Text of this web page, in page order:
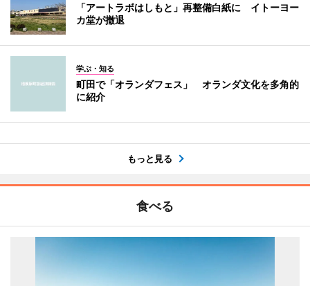
「アートラボはしもと」再整備白紙に イトーヨー
カ堂が撤退
学ぶ・知る
町田で「オランダフェス」 オランダ文化を多角的
に紹介
もっと見る
食べる